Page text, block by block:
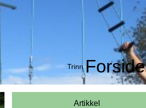
Trinn Forside
Artikkel